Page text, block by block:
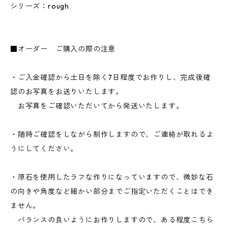
シリーズ：rough
■オーダー ご購入の際の注意
・ご入金確認から土日を除く7日程度でお作りし、完成後確
認のお写真をお送りいたします。
お写真をご確認いただいてから発送いたします。
・随時ご確認をしながら制作しますので、ご連絡が取れるよ
うにしてください。
・原石を使用したラフな作りになっていますので、微妙な石
の向きや角度など細かい部分までご指定いただくことはでき
ません。
バランスの良いようにお作りしますので、ある程度こちら